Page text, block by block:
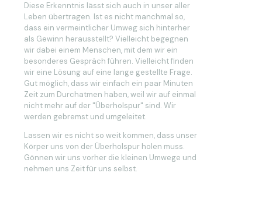
Diese Erkenntnis lässt sich auch in unser aller
Leben übertragen. Ist es nicht manchmal so,
dass ein vermeintlicher Umweg sich hinterher
als Gewinn herausstellt? Vielleicht begegnen
wir dabei einem Menschen, mit dem wir ein
besonderes Gespräch führen. Vielleicht finden
wir eine Lösung auf eine lange gestellte Frage.
Gut möglich, dass wir einfach ein paar Minuten
Zeit zum Durchatmen haben, weil wir auf einmal
nicht mehr auf der "Überholspur" sind. Wir
werden gebremst und umgeleitet.
Lassen wir es nicht so weit kommen, dass unser
Körper uns von der Überholspur holen muss.
Gönnen wir uns vorher die kleinen Umwege und
nehmen uns Zeit für uns selbst.